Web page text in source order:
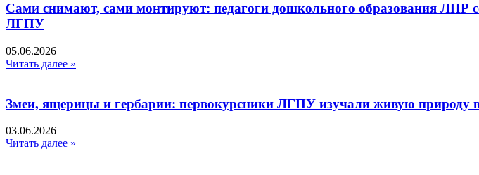
Сами снимают, сами монтируют: педагоги дошкольного образования ЛНР
ЛГПУ​
05.06.2026
Читать далее »
Змеи, ящерицы и гербарии: первокурсники ЛГПУ изучали живую природу
03.06.2026
Читать далее »